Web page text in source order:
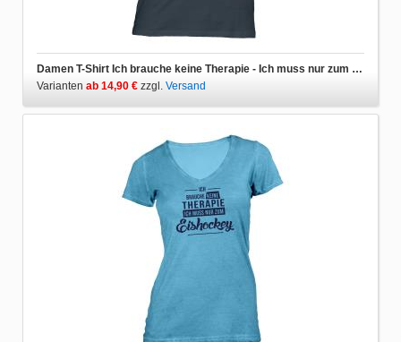
Damen T-Shirt Ich brauche keine Therapie - Ich muss nur zum Eishockey
Varianten ab 14,90 € zzgl. Versand